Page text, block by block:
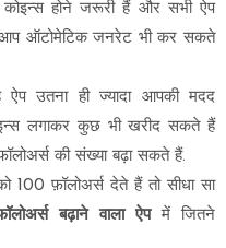
होने जरूरी हैं और सभी ऐप
ऑटोमेटिक जनरेट भी कर सकते
उतना ही ज्यादा आपकी मदद
लगाकर कुछ भी खरीद सकते हैं
की संख्या बढ़ा सकते हैं.
फ़ॉलोअर्स देते हैं तो सीधा सा
बढ़ाने वाला ऐपमें जितने